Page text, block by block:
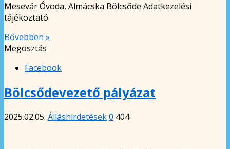
Mesevár Óvoda, Almácska Bölcsőde Adatkezelési
tájékoztató
Bővebben »
Megosztás
Facebook
Bölcsődevezető pályázat
2025.02.05. Álláshirdetések0 404